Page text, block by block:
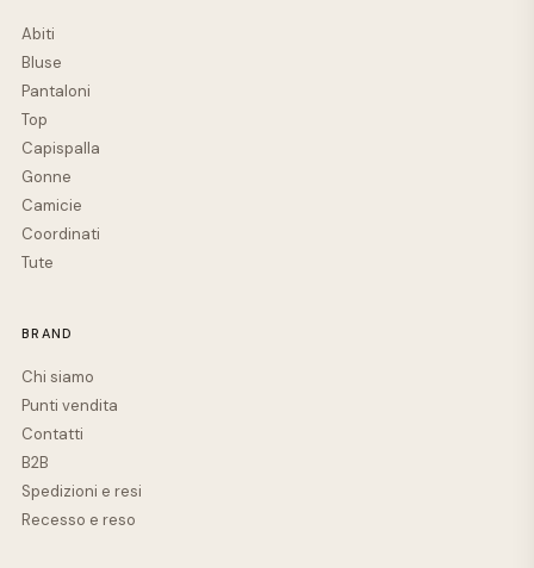
Abiti
Bluse
Pantaloni
Top
Capispalla
Gonne
Camicie
Coordinati
Tute
BRAND
Chi siamo
Punti vendita
Contatti
B2B
Spedizioni e resi
Recesso e reso